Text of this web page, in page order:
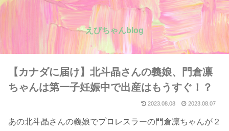
えびちゃんblog
【カナダに届け】北斗晶さんの義娘、門倉凛
ちゃんは第一子妊娠中で出産はもうすぐ！？
2023.08.08 2023.08.07
あの北斗晶さんの義娘でプロレスラーの門倉凛ちゃんが２